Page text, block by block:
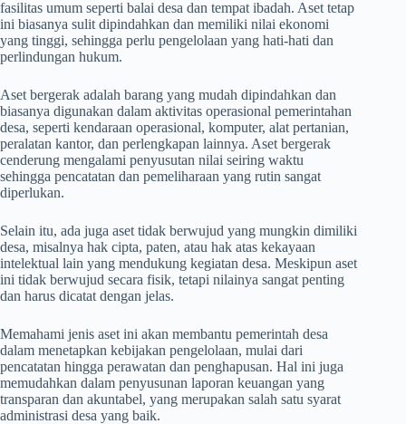
fasilitas umum seperti balai desa dan tempat ibadah. Aset tetap
ini biasanya sulit dipindahkan dan memiliki nilai ekonomi
yang tinggi, sehingga perlu pengelolaan yang hati-hati dan
perlindungan hukum.
Aset bergerak adalah barang yang mudah dipindahkan dan
biasanya digunakan dalam aktivitas operasional pemerintahan
desa, seperti kendaraan operasional, komputer, alat pertanian,
peralatan kantor, dan perlengkapan lainnya. Aset bergerak
cenderung mengalami penyusutan nilai seiring waktu
sehingga pencatatan dan pemeliharaan yang rutin sangat
diperlukan.
Selain itu, ada juga aset tidak berwujud yang mungkin dimiliki
desa, misalnya hak cipta, paten, atau hak atas kekayaan
intelektual lain yang mendukung kegiatan desa. Meskipun aset
ini tidak berwujud secara fisik, tetapi nilainya sangat penting
dan harus dicatat dengan jelas.
Memahami jenis aset ini akan membantu pemerintah desa
dalam menetapkan kebijakan pengelolaan, mulai dari
pencatatan hingga perawatan dan penghapusan. Hal ini juga
memudahkan dalam penyusunan laporan keuangan yang
transparan dan akuntabel, yang merupakan salah satu syarat
administrasi desa yang baik.